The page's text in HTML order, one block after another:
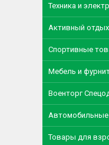
Техника и
Активный отдых
Спортивные
Мебель и
Военторг
Автомобильные
Товары для